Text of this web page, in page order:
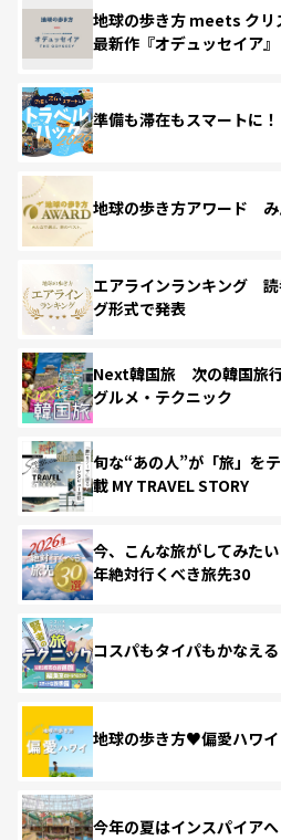
地球の歩き方 meets クリ
最新作『オデュッセイア』
準備も滞在もスマートに
地球の歩き方アワード み
エアラインランキング 読
グ形式で発表
Next韓国旅 次の韓国旅
グルメ・テクニック
旬な“あの人”が「旅」を
載 MY TRAVEL STORY
今、こんな旅がしてみた
年絶対行くべき旅先30
コスパもタイパもかなえ
地球の歩き方♥偏愛ハワイ
今年の夏はインスパイアへ